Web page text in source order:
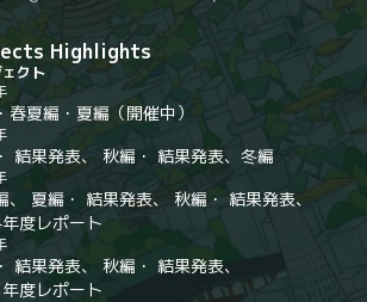
Highlights
クト
・ 春夏編 ・ 夏編 （開催中）
・ 結果発表、 秋編 ・ 結果発表、 冬編
、 夏編 ・ 結果発表、 秋編 ・ 結果発表、
度レポート
・ 結果発表、 秋編 ・ 結果発表、
度レポート